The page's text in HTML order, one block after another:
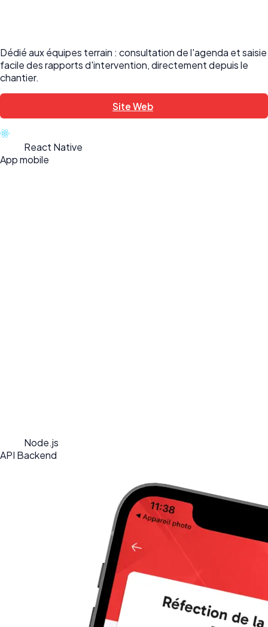
Dédié aux équipes terrain : consultation de l'agenda et saisie
facile des rapports d'intervention, directement depuis le
chantier.
Site Web
React Native
App mobile
Node.js
API Backend